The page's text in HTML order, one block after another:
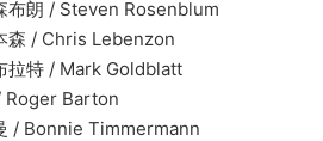
/ Steven Rosenblum
Lebenzon
/ Mark Goldblatt
Barton
Timmermann